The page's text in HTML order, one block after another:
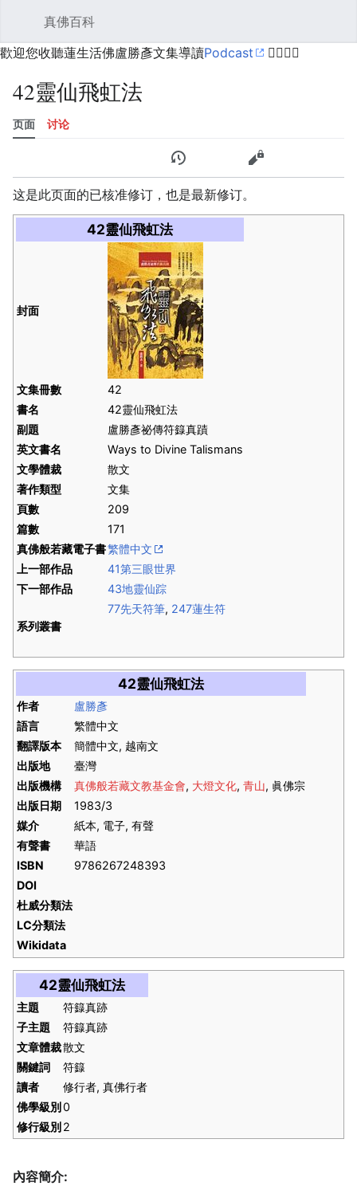
真佛百科
歡迎您收聽蓮生活佛盧勝彥文集導讀Podcast 🙋‍♂️🙋‍♀️
42靈仙飛虹法
页面 讨论
历史
这是此页面的已核准修订，也是最新修订。
42靈仙飛虹法
封面
文集冊數
42
書名
42靈仙飛虹法
副題
盧勝彥祕傳符籙真蹟
英文書名
Ways to Divine Talismans
文學體裁
散文
著作類型
文集
頁數
209
篇數
171
真佛般若藏電子書繁體中文
上一部作品
41第三眼世界
下一部作品
43地靈仙踪
系列叢書
77先天符筆, 247蓮生符
42靈仙飛虹法
作者
盧勝彥
語言
繁體中文
翻譯版本
簡體中文, 越南文
出版地
臺灣
出版機構
真佛般若藏文教基金會, 大燈文化, 青山, 眞佛宗
出版日期
1983/3
媒介
紙本, 電子, 有聲
有聲書
華語
ISBN
9786267248393
DOI
杜威分類法
LC分類法
Wikidata
42靈仙飛虹法
主題
符籙真跡
子主題
符籙真跡
文章體裁散文
關鍵詞
符籙
讀者
修行者, 真佛行者
佛學級別0
修行級別2
內容簡介: